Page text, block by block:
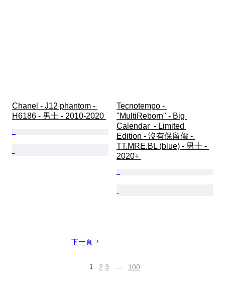
Chanel - J12 phantom -
H6186 - 男士 - 2010-2020
Tecnotempo -
"MultiReborn" - Big
Calendar  - Limited
Edition - 沒有保留價 -
TT.MRE.BL (blue) - 男士 -
2020+
下一頁
1 2 3 … 100